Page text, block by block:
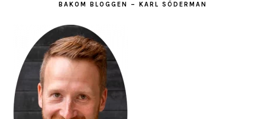
BAKOM BLOGGEN – KARL SÖDERMAN